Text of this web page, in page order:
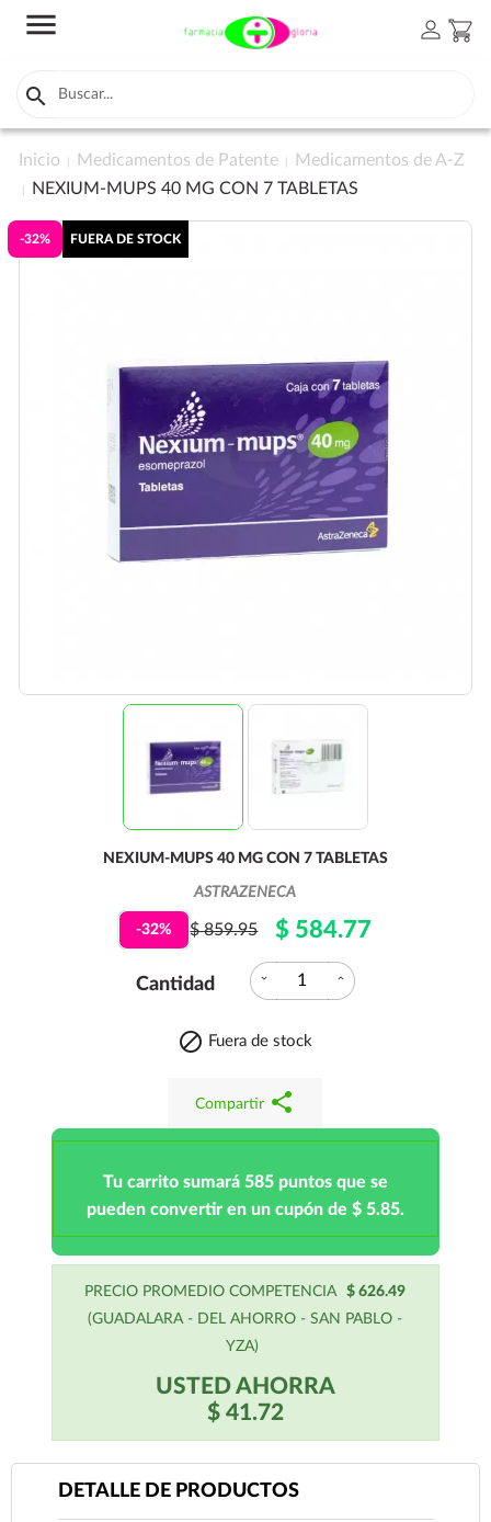
menu person shopping_cart

Inicio Medicamentos de Patente
Medicamentos de A-Z
NEXIUM-MUPS 40 MG CON 7 TABLETAS
-32% FUERA DE STOCK
NEXIUM-MUPS 40 MG CON 7 TABLETAS
ASTRAZENECA
-32% $ 859.95 $ 584.77
Cantidad expand_more expand_less
 Fuera de stock
Compartir share
Tu carrito sumará 585 puntos que se
pueden convertir en un cupón de $ 5.85.
PRECIO PROMEDIO COMPETENCIA
$ 626.49
(GUADALARA - DEL AHORRO - SAN PABLO -
YZA)
USTED AHORRA
$ 41.72
DETALLE DE PRODUCTOS